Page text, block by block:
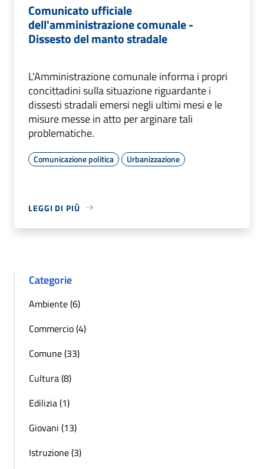
Comunicato ufficiale
dell'amministrazione comunale -
Dissesto del manto stradale
L'Amministrazione comunale informa i propri
concittadini sulla situazione riguardante i
dissesti stradali emersi negli ultimi mesi e le
misure messe in atto per arginare tali
problematiche.
Comunicazione politica Urbanizzazione
LEGGI DI PIÙ
Categorie
Ambiente (6)
Commercio (4)
Comune (33)
Cultura (8)
Edilizia (1)
Giovani (13)
Istruzione (3)